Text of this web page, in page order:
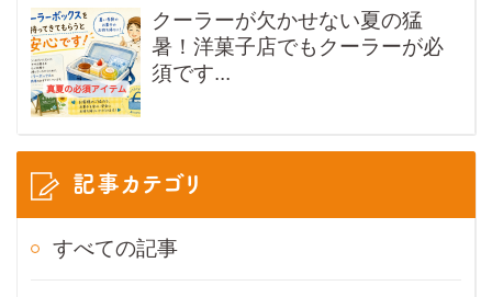
クーラーが欠かせない夏の猛
暑！洋菓子店でもクーラーが必
須です...
記事カテゴリ
すべての記事